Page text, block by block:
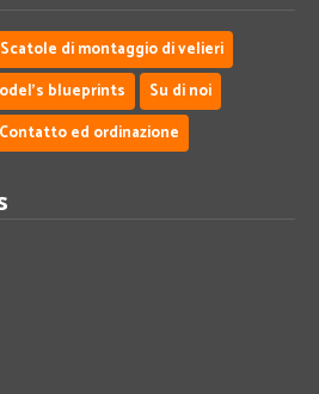
Scatole di montaggio di velieri
blueprints
Su di noi
Contatto ed ordinazione